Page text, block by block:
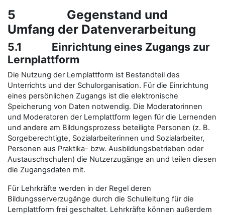
5 Gegenstand und
Umfang der Datenverarbeitung
5.1 Einrichtung eines Zugangs zur
Lernplattform
Die Nutzung der Lernplattform ist Bestandteil des
Unterrichts und der Schulorganisation. Für die Einrichtung
eines persönlichen Zugangs ist die elektronische
Speicherung von Daten notwendig. Die Moderatorinnen
und Moderatoren der Lernplattform legen für die Lernenden
und andere am Bildungsprozess beteiligte Personen (z. B.
Sorgeberechtigte, Sozialarbeiterinnen und Sozialarbeiter,
Personen aus Praktika- bzw. Ausbildungsbetrieben oder
Austauschschulen) die Nutzerzugänge an und teilen diesen
die Zugangsdaten mit.
Für Lehrkräfte werden in der Regel deren
Bildungsserverzugänge durch die Schulleitung für die
Lernplattform frei geschaltet. Lehrkräfte können außerdem